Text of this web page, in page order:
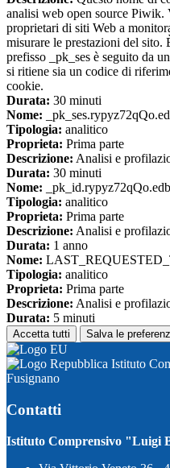
analisi web open source Piwik.
proprietari di siti Web a
misurare le prestazioni del
prefisso _pk_ses è seguito da
si ritiene sia un codice di
cookie.
Durata: 30 minuti
Nome:
Tipologia: analitico
Proprieta: Prima parte
Descrizione: Analisi e
Durata: 30 minuti
Nome:
Tipologia: analitico
Proprieta: Prima parte
Descrizione: Analisi e
Durata: 1 anno
Nome:
Tipologia: analitico
Proprieta: Prima parte
Descrizione: Analisi e
Durata: 5 minuti
Accetta tutti Salva le
Istituto
Fusignano
Contatti
Istituto Comprensivo "Luigi